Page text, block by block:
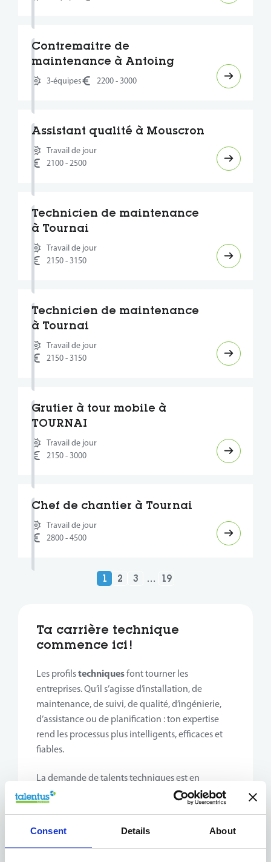
Consent Details About
Contremaitre de
maintenance à Antoing
3-équipes 2200 - 3000
Assistant qualité à Mouscron
Travail de jour
2100 - 2500
Technicien de maintenance
à Tournai
Travail de jour
2150 - 3150
Technicien de maintenance
à Tournai
Travail de jour
2150 - 3150
Grutier à tour mobile à
TOURNAI
Travail de jour
2150 - 3000
Chef de chantier à Tournai
Travail de jour
2800 - 4500
1 2 3 … 19
Ta carrière technique
commence ici !
Les profilstechniquesfont tourner les
entreprises. Qu’il s’agisse d’installation, de
maintenance, de suivi, de qualité, d’ingénierie,
d’assistance ou de planification : ton expertise
rend les processus plus intelligents, efficaces et
fiables.
La demande de talents techniques est en
constante croissance. Les entreprises recherchent
des collaborateurs motivés, curieux et prêts à
opérations.